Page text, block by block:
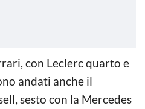
con Leclerc quarto e
andati anche il
sesto con la Mercedes